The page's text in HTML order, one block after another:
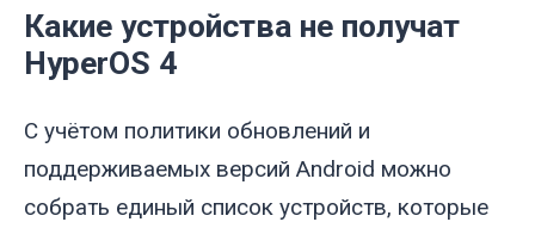
Какие устройства не получат
HyperOS 4
С учётом политики обновлений и
поддерживаемых версий Android можно
собрать единый список устройств, которые